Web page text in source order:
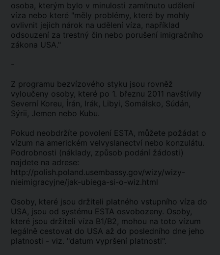
osoba, kterým bylo v minulosti zamítnuto udělení
víza nebo které "měly problémy, které by mohly
ovlivnit jejich nárok na udělení víza, například
odsouzení za trestný čin nebo porušení imigračního
zákona USA."
-
Z programu bezvízového styku jsou rovněž
vyloučeny osoby, které po 1. březnu 2011 navštívily
Severní Koreu, Írán, Irák, Libyi, Somálsko, Súdán,
Sýrii, Jemen nebo Kubu.
Pokud neobdržíte povolení ESTA, můžete požádat o
vízum na americkém velvyslanectví nebo konzulátu.
Podrobnosti (náklady, způsob podání žádosti)
najdete na adrese:
http://polish.poland.usembassy.gov/wizy/wizy-
nieimigracyjne/jak-ubiega-si-o-wiz.html
Osoby, které jsou držiteli platného vstupního víza do
USA, jsou od systému ESTA osvobozeny. Osoby,
které jsou držiteli víza B1/B2, mohou na toto vízum
legálně cestovat do USA až do posledního dne jeho
platnosti - viz. "datum vypršení platnosti".